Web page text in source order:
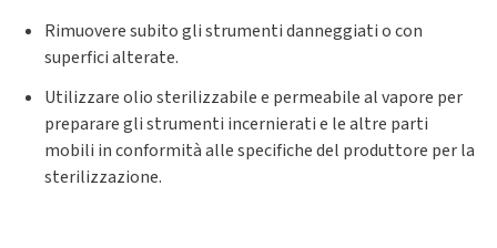
Rimuovere subito gli strumenti danneggiati o con
superfici alterate.
Utilizzare olio sterilizzabile e permeabile al vapore per
preparare gli strumenti incernierati e le altre parti
mobili in conformità alle specifiche del produttore per la
sterilizzazione.